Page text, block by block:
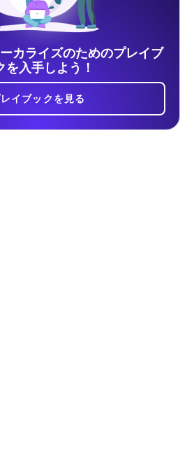
カライズのためのプレイブ
を入手しよう！
イブックを見る